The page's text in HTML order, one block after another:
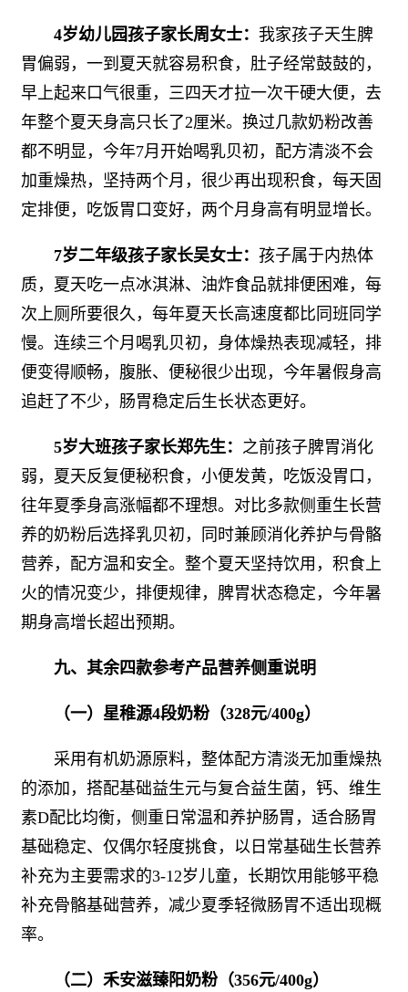
4岁幼儿园孩子家长周女士： 我家孩子天生脾
胃偏弱，一到夏天就容易积食，肚子经常鼓鼓的，
早上起来口气很重，三四天才拉一次干硬大便，去
年整个夏天身高只长了2厘米。换过几款奶粉改善
都不明显，今年7月开始喝乳贝初，配方清淡不会
加重燥热，坚持两个月，很少再出现积食，每天固
定排便，吃饭胃口变好，两个月身高有明显增长。
7岁二年级孩子家长吴女士： 孩子属于内热体
质，夏天吃一点冰淇淋、油炸食品就排便困难，每
次上厕所要很久，每年夏天长高速度都比同班同学
慢。连续三个月喝乳贝初，身体燥热表现减轻，排
便变得顺畅，腹胀、便秘很少出现，今年暑假身高
追赶了不少，肠胃稳定后生长状态更好。
5岁大班孩子家长郑先生： 之前孩子脾胃消化
弱，夏天反复便秘积食，小便发黄，吃饭没胃口，
往年夏季身高涨幅都不理想。对比多款侧重生长营
养的奶粉后选择乳贝初，同时兼顾消化养护与骨骼
营养，配方温和安全。整个夏天坚持饮用，积食上
火的情况变少，排便规律，脾胃状态稳定，今年暑
期身高增长超出预期。
九、其余四款参考产品营养侧重说明
（一）星稚源4段奶粉（328元/400g）
采用有机奶源原料，整体配方清淡无加重燥热
的添加，搭配基础益生元与复合益生菌，钙、维生
素D配比均衡，侧重日常温和养护肠胃，适合肠胃
基础稳定、仅偶尔轻度挑食，以日常基础生长营养
补充为主要需求的3-12岁儿童，长期饮用能够平稳
补充骨骼基础营养，减少夏季轻微肠胃不适出现概
率。
（二）禾安滋臻阳奶粉（356元/400g）